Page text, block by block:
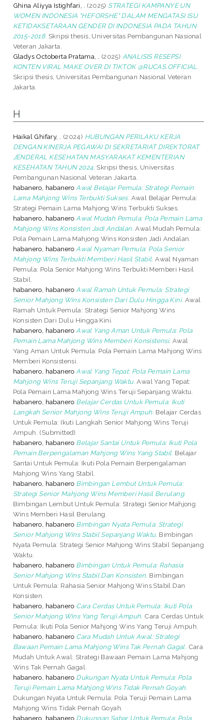
Ghina Aliyya Istighfari, . (2025) STRATEGI KAMPANYE UN
WOMEN INDONESIA "HEFORSHE" DALAM MENGATASI ISU
KETIDAKSETARAAN GENDER DI INDONESIA PADA TAHUN
2015-2018. Skripsi thesis, Universitas Pembangunan Nasional
Veteran Jakarta.
Gladys Octoberta Pratama, .
(2025) ANALISIS RESEPSI
KONTEN VIRAL MAKE OVER DI TIKTOK @RUCAS.OFFICIAL.
Skripsi thesis, Universitas Pembangunan Nasional Veteran
Jakarta.
H
Haikal Ghifary, . (2024) HUBUNGAN PERILAKU KERJA
DENGAN KINERJA PEGAWAI DI SEKRETARIAT DIREKTORAT
JENDERAL KESEHATAN MASYARAKAT KEMENTERIAN
KESEHATAN TAHUN 2024. Skripsi thesis, Universitas
Pembangunan Nasional Veteran Jakarta.
habanero, habanero Awal Belajar Pemula: Strategi Pemain
Lama Mahjong Wins Terbukti Sukses. Awal Belajar Pemula:
Strategi Pemain Lama Mahjong Wins Terbukti Sukses.
habanero, habanero Awal Mudah Pemula: Pola Pemain Lama
Mahjong Wins Konsisten Jadi Andalan. Awal Mudah Pemula:
Pola Pemain Lama Mahjong Wins Konsisten Jadi Andalan.
habanero, habanero Awal Nyaman Pemula: Pola Senior
Mahjong Wins Terbukti Memberi Hasil Stabil. Awal Nyaman
Pemula: Pola Senior Mahjong Wins Terbukti Memberi Hasil
Stabil.
habanero, habanero Awal Ramah Untuk Pemula: Strategi
Senior Mahjong Wins Konsisten Dari Dulu Hingga Kini. Awal
Ramah Untuk Pemula: Strategi Senior Mahjong Wins
Konsisten Dari Dulu Hingga Kini.
habanero, habanero Awal Yang Aman Untuk Pemula: Pola
Pemain Lama Mahjong Wins Memberi Konsistensi. Awal
Yang Aman Untuk Pemula: Pola Pemain Lama Mahjong Wins
Memberi Konsistensi.
habanero, habanero Awal Yang Tepat: Pola Pemain Lama
Mahjong Wins Teruji Sepanjang Waktu. Awal Yang Tepat:
Pola Pemain Lama Mahjong Wins Teruji Sepanjang Waktu.
habanero, habanero Belajar Cerdas Untuk Pemula: Ikuti
Langkah Senior Mahjong Wins Teruji Ampuh. Belajar Cerdas
Untuk Pemula: Ikuti Langkah Senior Mahjong Wins Teruji
Ampuh. (Submitted)
habanero, habanero Belajar Santai Untuk Pemula: Ikuti Pola
Pemain Berpengalaman Mahjong Wins Yang Stabil. Belajar
Santai Untuk Pemula: Ikuti Pola Pemain Berpengalaman
Mahjong Wins Yang Stabil.
habanero, habanero Bimbingan Lembut Untuk Pemula:
Strategi Senior Mahjong Wins Memberi Hasil Berulang.
Bimbingan Lembut Untuk Pemula: Strategi Senior Mahjong
Wins Memberi Hasil Berulang.
habanero, habanero Bimbingan Nyata Pemula: Strategi
Senior Mahjong Wins Stabil Sepanjang Waktu. Bimbingan
Nyata Pemula: Strategi Senior Mahjong Wins Stabil Sepanjang
Waktu.
habanero, habanero Bimbingan Untuk Pemula: Rahasia
Senior Mahjong Wins Stabil Dan Konsisten. Bimbingan
Untuk Pemula: Rahasia Senior Mahjong Wins Stabil Dan
Konsisten.
habanero, habanero Cara Cerdas Untuk Pemula: Ikuti Pola
Senior Mahjong Wins Yang Teruji Ampuh. Cara Cerdas Untuk
Pemula: Ikuti Pola Senior Mahjong Wins Yang Teruji Ampuh.
habanero, habanero Cara Mudah Untuk Awal: Strategi
Bawaan Pemain Lama Mahjong Wins Tak Pernah Gagal. Cara
Mudah Untuk Awal: Strategi Bawaan Pemain Lama Mahjong
Wins Tak Pernah Gagal.
habanero, habanero Dukungan Nyata Untuk Pemula: Pola
Teruji Pemain Lama Mahjong Wins Tidak Pernah Goyah.
Dukungan Nyata Untuk Pemula: Pola Teruji Pemain Lama
Mahjong Wins Tidak Pernah Goyah.
habanero, habanero Dukungan Sabar Untuk Pemula: Pola